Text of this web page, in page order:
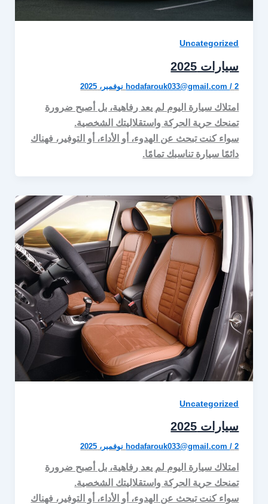
Uncategorized
سيارات 2025
hodafarouk033@gmail.com
امتلاك سيارة اليوم لم يعد رفاهية، بل أصبح ضرورة
تمنحك حرية الحركة واستقلاليتك الشخصية.
سواء كنت تبحث عن الهدوء، أو الأداء، أو التوفير، فهناك
دائمًا سيارة تناسبك تمامًا.
Uncategorized
سيارات 2025
hodafarouk033@gmail.com
امتلاك سيارة اليوم لم يعد رفاهية، بل أصبح ضرورة
تمنحك حرية الحركة واستقلاليتك الشخصية.
سواء كنت تبحث عن الهدوء، أو الأداء، أو التوفير، فهناك